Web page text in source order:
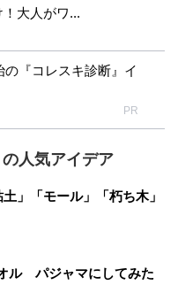
！大人がワ...
の『コレスキ診断』イ
PR
の人気アイデア
」「モール」「朽ち木」
ル パジャマにしてみた